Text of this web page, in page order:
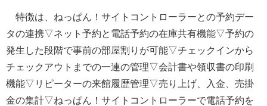
特徴は、ねっぱん！サイトコントローラーとの予約デー
タの連携▽ネット予約と電話予約の在庫共有機能▽予約の
発生した段階で事前の部屋割りが可能▽チェックインから
チェックアウトまでの一連の管理▽会計書や領収書の印刷
機能▽リピーターの来館履歴管理▽売り上げ、入金、売掛
金の集計▽ねっぱん！サイトコントローラーで電話予約を